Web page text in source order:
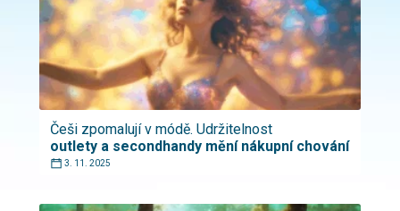
Češi zpomalují v módě. Udržitelnost
outlety a secondhandy mění nákupní chování
3. 11. 2025